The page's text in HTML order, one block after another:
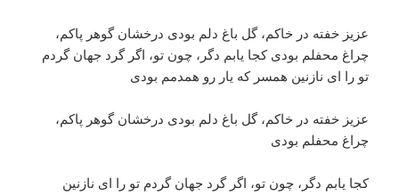
عزیز خفته در خاکم، گل باغ دلم بودی درخشان گوهر پاکم،
چراغ محفلم بودی کجا یابم دگر، چون تو، اگر گرد جهان گردم
تو را‌ ای نازنین همسر که یار رو همدمم بودی
عزیز خفته در خاکم، گل باغ دلم بودی درخشان گوهر پاکم،
چراغ محفلم بودی
کجا یابم دگر، چون تو، اگر گرد جهان گردم تو را‌ ای نازنین